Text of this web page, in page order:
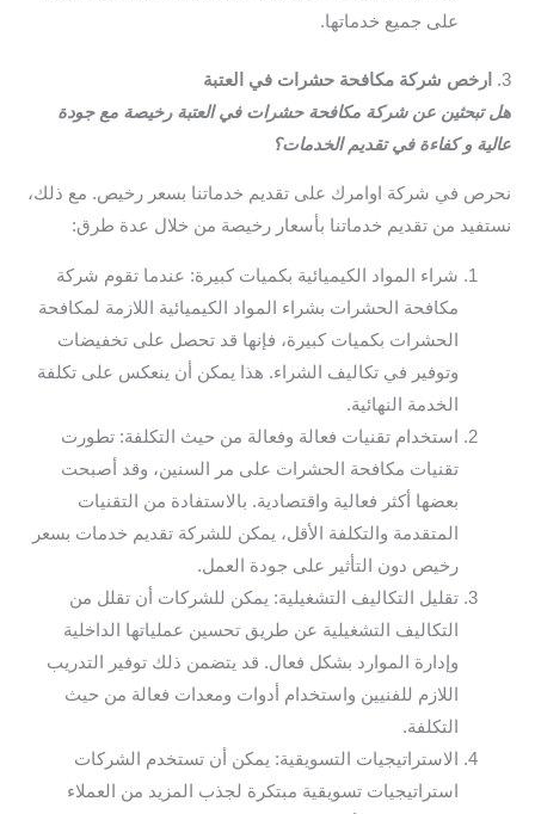
على جميع خدماتها.
3.
ارخص شركة مكافحة حشرات في العتبة
هل تبحثين عن شركة مكافحة حشرات في العتبة رخيصة مع جودة
عالية و كفاءة في تقديم الخدمات؟
نحرص في شركة اوامرك على تقديم خدماتنا بسعر رخيص. مع ذلك،
نستفيد من تقديم خدماتنا بأسعار رخيصة من خلال عدة طرق:
شراء المواد الكيميائية بكميات كبيرة: عندما تقوم شركة
مكافحة الحشرات بشراء المواد الكيميائية اللازمة لمكافحة
الحشرات بكميات كبيرة، فإنها قد تحصل على تخفيضات
وتوفير في تكاليف الشراء. هذا يمكن أن ينعكس على تكلفة
الخدمة النهائية.
استخدام تقنيات فعالة وفعالة من حيث التكلفة: تطورت
تقنيات مكافحة الحشرات على مر السنين، وقد أصبحت
بعضها أكثر فعالية واقتصادية. بالاستفادة من التقنيات
المتقدمة والتكلفة الأقل، يمكن للشركة تقديم خدمات بسعر
رخيص دون التأثير على جودة العمل.
تقليل التكاليف التشغيلية: يمكن للشركات أن تقلل من
التكاليف التشغيلية عن طريق تحسين عملياتها الداخلية
وإدارة الموارد بشكل فعال. قد يتضمن ذلك توفير التدريب
اللازم للفنيين واستخدام أدوات ومعدات فعالة من حيث
التكلفة.
الاستراتيجيات التسويقية: يمكن أن تستخدم الشركات
استراتيجيات تسويقية مبتكرة لجذب المزيد من العملاء